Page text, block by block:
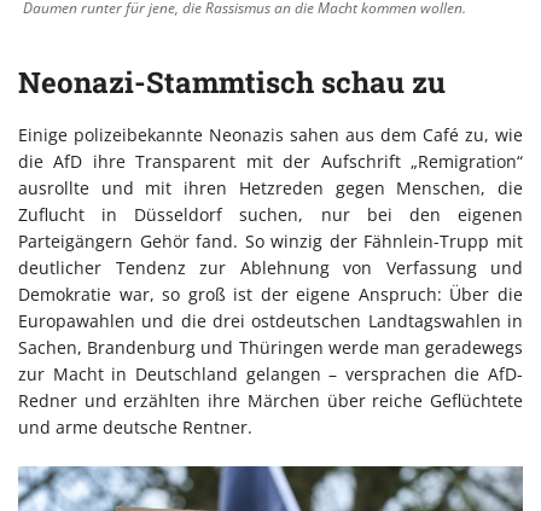
Daumen runter für jene, die Rassismus an die Macht kommen wollen.
Neonazi-Stammtisch schau zu
Einige polizeibekannte Neonazis sahen aus dem Café zu, wie
die AfD ihre Transparent mit der Aufschrift „Remigration“
ausrollte und mit ihren Hetzreden gegen Menschen, die
Zuflucht in Düsseldorf suchen, nur bei den eigenen
Parteigängern Gehör fand. So winzig der Fähnlein-Trupp mit
deutlicher Tendenz zur Ablehnung von Verfassung und
Demokratie war, so groß ist der eigene Anspruch: Über die
Europawahlen und die drei ostdeutschen Landtagswahlen in
Sachen, Brandenburg und Thüringen werde man geradewegs
zur Macht in Deutschland gelangen – versprachen die AfD-
Redner und erzählten ihre Märchen über reiche Geflüchtete
und arme deutsche Rentner.